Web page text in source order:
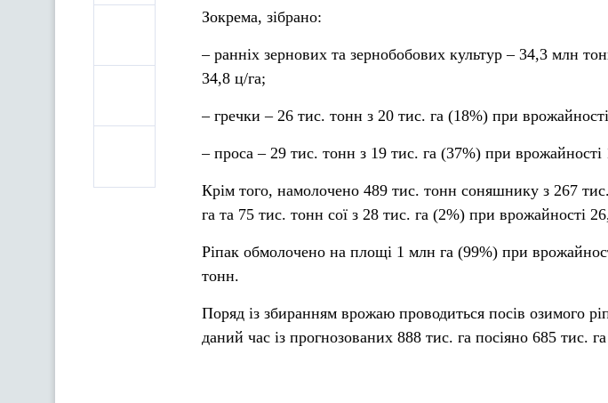
Зокрема, зібрано:
– ранніх зернових та зернобобових культур – 34,3 млн
34,8 ц/га;
– гречки – 26 тис. тонн з 20 тис. га (18%) при
– проса – 29 тис. тонн з 19 тис. га (37%) при врожайності
Крім того, намолочено 489 тис. тонн соняшнику з 267
га та 75 тис. тонн сої з 28 тис. га (2%) при врожайності
Ріпак обмолочено на площі 1 млн га (99%) при
тонн.
Поряд із збиранням врожаю проводиться посів озимого
даний час із прогнозованих 888 тис. га посіяно 685 тис.